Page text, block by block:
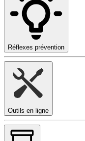
Réflexes prévention
Outils en ligne